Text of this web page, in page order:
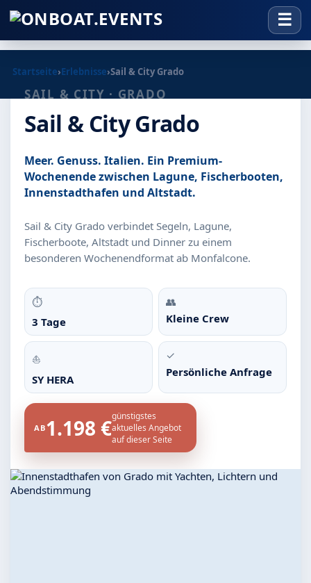
Startseite›Erlebnisse›Sail & City Grado
SAIL & CITY · GRADO
Sail & City Grado
Meer. Genuss. Italien. Ein Premium-
Wochenende zwischen Lagune, Fischerbooten,
Innenstadthafen und Altstadt.
Sail & City Grado verbindet Segeln, Lagune,
Fischerboote, Altstadt und Dinner zu einem
besonderen Wochenendformat ab Monfalcone.
⏱
3 Tage
👥
Kleine Crew
⛵
SY HERA
✓
Persönliche Anfrage
AB 1.198 €günstigstes
aktuelles Angebot
auf dieser Seite